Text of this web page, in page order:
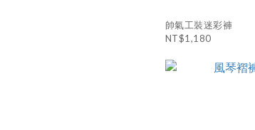
帥氣工裝迷彩褲
NT$1,180